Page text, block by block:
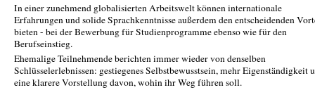
In einer zunehmend globalisierten Arbeitswelt können internationale
Erfahrungen und solide Sprachkenntnisse außerdem den entscheidenden
bieten - bei der Bewerbung für Studienprogramme ebenso wie für den
Berufseinstieg.
Ehemalige Teilnehmende berichten immer wieder von denselben
Schlüsselerlebnissen: gestiegenes Selbstbewusstsein, mehr Eigenständigkeit
eine klarere Vorstellung davon, wohin ihr Weg führen soll.